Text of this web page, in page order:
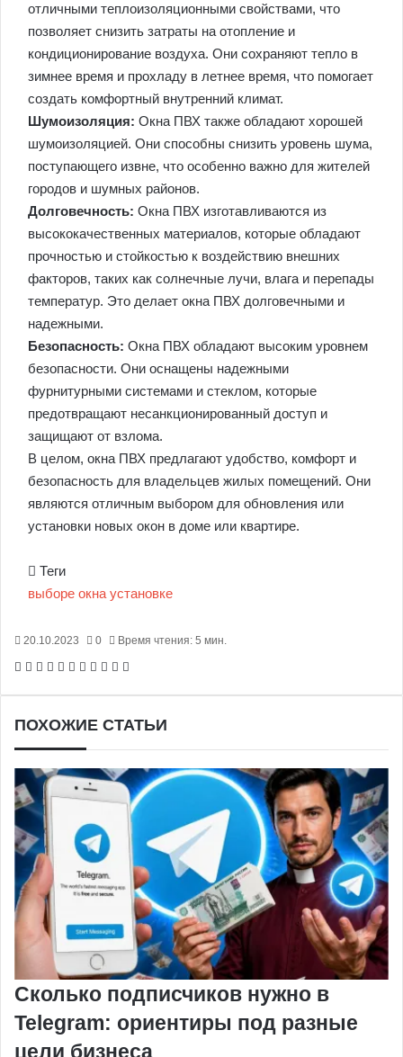
отличными теплоизоляционными свойствами, что
позволяет снизить затраты на отопление и
кондиционирование воздуха. Они сохраняют тепло в
зимнее время и прохладу в летнее время, что помогает
создать комфортный внутренний климат.
Шумоизоляция: Окна ПВХ также обладают хорошей
шумоизоляцией. Они способны снизить уровень шума,
поступающего извне, что особенно важно для жителей
городов и шумных районов.
Долговечность: Окна ПВХ изготавливаются из
высококачественных материалов, которые обладают
прочностью и стойкостью к воздействию внешних
факторов, таких как солнечные лучи, влага и перепады
температур. Это делает окна ПВХ долговечными и
надежными.
Безопасность: Окна ПВХ обладают высоким уровнем
безопасности. Они оснащены надежными
фурнитурными системами и стеклом, которые
предотвращают несанкционированный доступ и
защищают от взлома.
В целом, окна ПВХ предлагают удобство, комфорт и
безопасность для владельцев жилых помещений. Они
являются отличным выбором для обновления или
установки новых окон в доме или квартире.
Теги
выборе окна установке
20.10.2023 0 Время чтения: 5 мин.
Facebook
X Pinterest
Вконтакте
Одноклассники
Messenger
Messenger
WhatsApp
Telegram
Viber
ПОХОЖИЕ СТАТЬИ
Сколько подписчиков нужно в
Telegram: ориентиры под разные
цели бизнеса